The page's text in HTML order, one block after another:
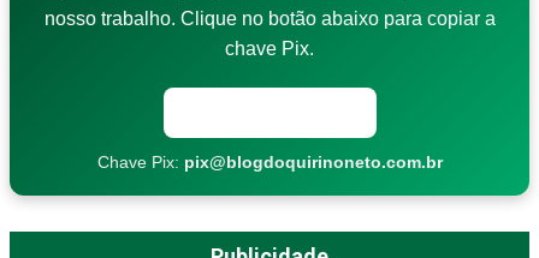
nosso trabalho. Clique no botão abaixo para copiar a
chave Pix.
Chave Pix: pix@blogdoquirinoneto.com.br